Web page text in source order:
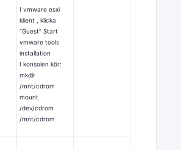
I vmware esxi
klient , klicka
”Guest” Start
vmware tools
installation
I konsolen kör:
mkdir
/mnt/cdrom
mount
/dev/cdrom
/mnt/cdrom